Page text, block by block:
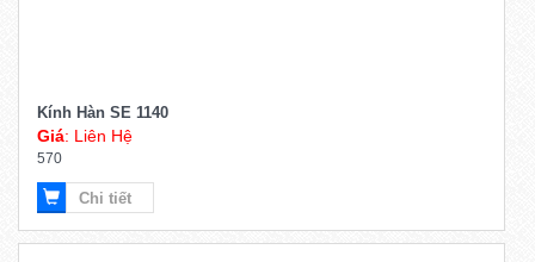
Kính Hàn SE 1140
Giá: Liên Hệ
570
Chi tiết